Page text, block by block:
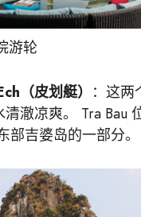
游轮
（皮划艇） ：这两
澈凉爽。 Tra Bau
部吉婆岛的一部分。